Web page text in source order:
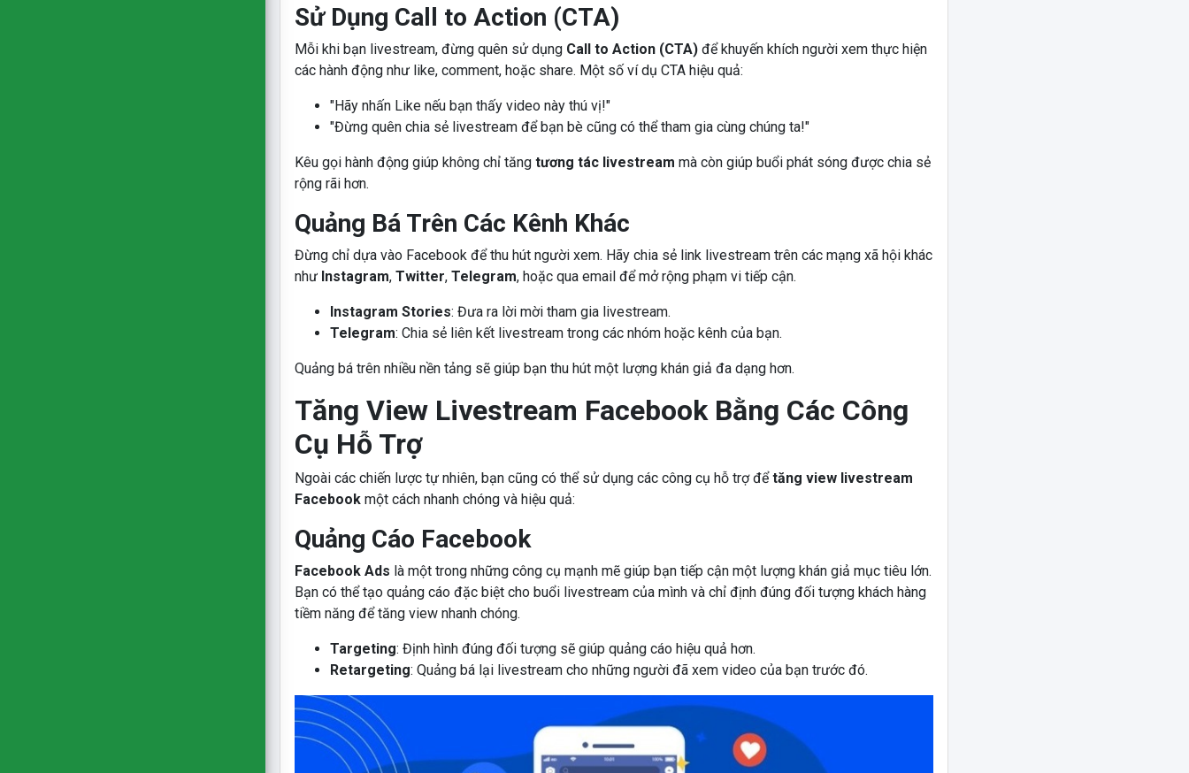
Sử Dụng Call to Action (CTA)
Mỗi khi bạn livestream, đừng quên sử dụng Call to Action (CTA)để khuyến khích người xem thực hiện
các hành động như like, comment, hoặc share. Một số ví dụ CTA hiệu quả:
"Hãy nhấn Like nếu bạn thấy video này thú vị!"
"Đừng quên chia sẻ livestream để bạn bè cũng có thể tham gia cùng chúng ta!"
Kêu gọi hành động giúp không chỉ tăng tương tác livestream mà còn giúp buổi phát sóng được chia sẻ
rộng rãi hơn.
Quảng Bá Trên Các Kênh Khác
Đừng chỉ dựa vào Facebook để thu hút người xem. Hãy chia sẻ link livestream trên các mạng xã hội khác
như Instagram, Twitter, Telegram, hoặc qua email để mở rộng phạm vi tiếp cận.
Instagram Stories: Đưa ra lời mời tham gia livestream.
Telegram: Chia sẻ liên kết livestream trong các nhóm hoặc kênh của bạn.
Quảng bá trên nhiều nền tảng sẽ giúp bạn thu hút một lượng khán giả đa dạng hơn.
Tăng View Livestream Facebook Bằng Các Công
Cụ Hỗ Trợ
Ngoài các chiến lược tự nhiên, bạn cũng có thể sử dụng các công cụ hỗ trợ đểtăng view livestream
Facebookmột cách nhanh chóng và hiệu quả:
Quảng Cáo Facebook
Facebook Ads là một trong những công cụ mạnh mẽ giúp bạn tiếp cận một lượng khán giả mục tiêu lớn.
Bạn có thể tạo quảng cáo đặc biệt cho buổi livestream của mình và chỉ định đúng đối tượng khách hàng
tiềm năng để tăng view nhanh chóng.
Targeting: Định hình đúng đối tượng sẽ giúp quảng cáo hiệu quả hơn.
Retargeting: Quảng bá lại livestream cho những người đã xem video của bạn trước đó.